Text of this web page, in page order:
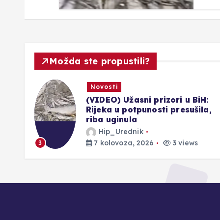
Možda ste propustili?
4
Novosti
SLIKE UŽASA: Presušuju bh.
rijeke, u koritima ostaju samo
uginule ribe
Hip_Urednik
7 kolovoza, 2026
3 views